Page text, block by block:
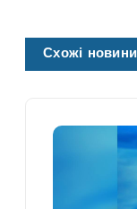
Схожі новини